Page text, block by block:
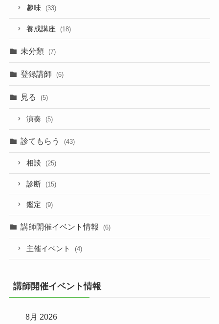
趣味 (33)
養成講座 (18)
未分類 (7)
登録講師 (6)
見る (5)
演奏 (5)
診てもらう (43)
相談 (25)
診断 (15)
鑑定 (9)
講師開催イベント情報 (6)
主催イベント (4)
講師開催イベント情報
8月 2026